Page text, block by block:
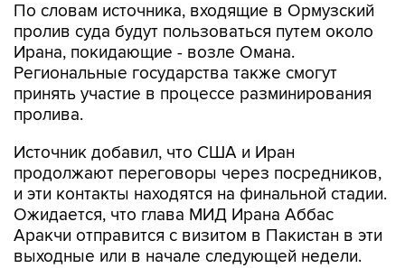
По словам источника, входящие в Ормузский
пролив суда будут пользоваться путем около
Ирана, покидающие - возле Омана.
Региональные государства также смогут
принять участие в процессе разминирования
пролива.
Источник добавил, что США и Иран
продолжают переговоры через посредников,
и эти контакты находятся на финальной стадии.
Ожидается, что глава МИД Ирана Аббас
Аракчи отправится с визитом в Пакистан в эти
выходные или в начале следующей недели.